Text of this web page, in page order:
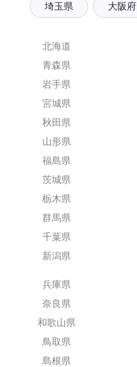
埼玉県 大阪府
北海道
青森県
岩手県
宮城県
秋田県
山形県
福島県
茨城県
栃木県
群馬県
千葉県
新潟県
兵庫県
奈良県
和歌山県
鳥取県
島根県